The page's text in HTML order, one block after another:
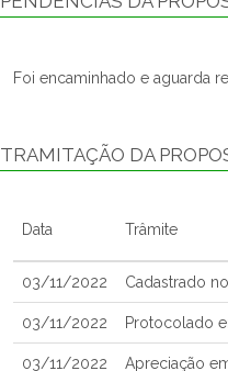
Foi encaminhado e aguarda
TRAMITAÇÃO DA
Data Trâmite
03/11/2022 Cadastrado
03/11/2022 Protocolado
03/11/2022 Apreciação